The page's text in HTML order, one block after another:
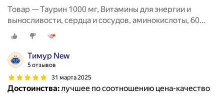
Товар — Таурин 1000 мг, Витамины для энергии и
выносливости, сердца и сосудов, аминокислоты, 60
капсул / MedCraft
Тимур New
5 отзывов
31 марта 2025
Достоинства:лучшее по соотношению цена-качество